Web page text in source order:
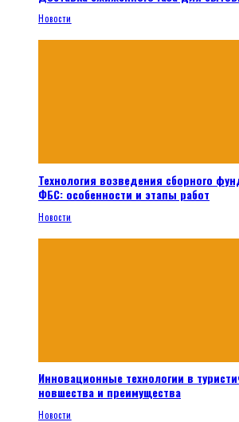
Новости
Технология возведения сборного
ФБС: особенности и этапы работ
Новости
Инновационные технологии в
новшества и преимущества
Новости